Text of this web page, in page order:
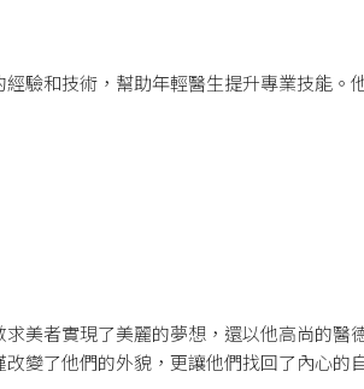
驗和技術，幫助年輕醫生提升專業技能。
美者實現了美麗的夢想，還以他高尚的醫
變了他們的外貌，更讓他們找回了內心的